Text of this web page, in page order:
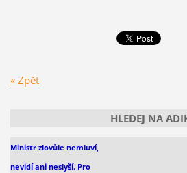
« Zpět
HLEDEJ NA
Ministr zlovůle nemluví,
nevidíani neslyší. Pro